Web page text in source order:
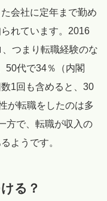
会社に定年まで勤め
れています。2016
つまり転職経験のな
50代で34％（内閣
1回も含めると、30
が転職をしたのは多
方で、転職が収入の
ようです。
る？